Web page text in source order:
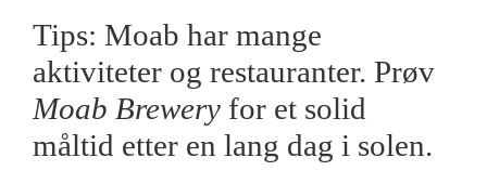
Tips: Moab har mange
aktiviteter og restauranter. Prøv
Moab Brewery for et solid
måltid etter en lang dag i solen.